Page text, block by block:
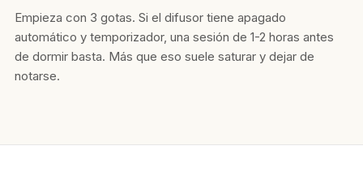
Empieza con 3 gotas. Si el difusor tiene apagado
automático y temporizador, una sesión de 1-2 horas antes
de dormir basta. Más que eso suele saturar y dejar de
notarse.